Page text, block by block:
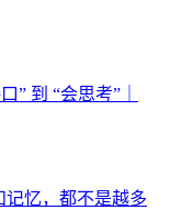
” 到 “会思考”｜
记忆，都不是越多